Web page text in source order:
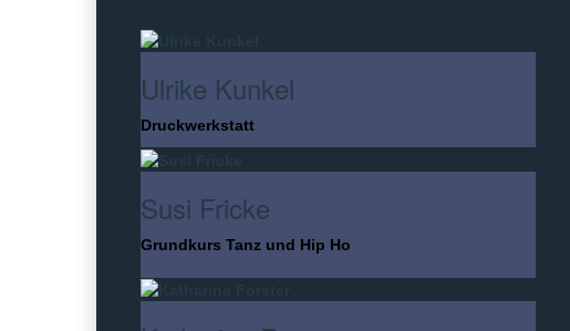
Ulrike Kunkel
Druckwerkstatt
Susi Fricke
Grundkurs Tanz und Hip Ho